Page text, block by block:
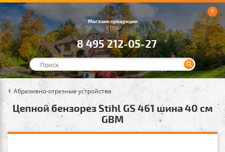
Магазин продукции
STIHL
8 495 212-05-27
0
Абразивно-отрезные устройства
Цепной бензорез Stihl GS 461 шина 40 см
GBM